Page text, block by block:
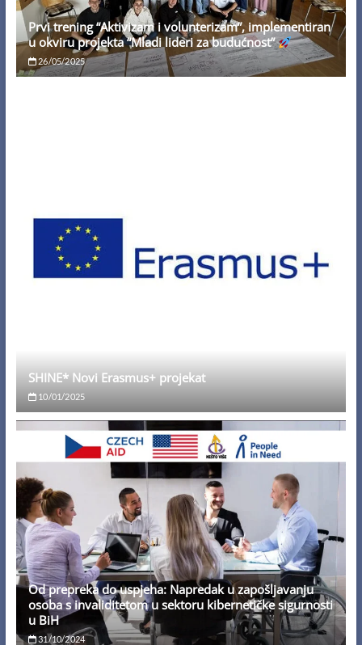
Prvi trening “Aktivizam i volunterizam”, implementiran
u okviru projekta “Mladi lideri za budućnost”
26/05/2025
SHINE* Novi Erasmus+ projekat
10/01/2025
Od prepreka do uspjeha: Napredak u zapošljavanju
osoba s invaliditetom u sektoru kibernetičke sigurnosti
u BiH
31/10/2024